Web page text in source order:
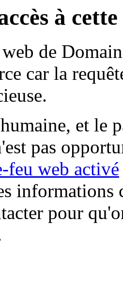
à
de
car la
et le
pas
feu web activé
informations
pour